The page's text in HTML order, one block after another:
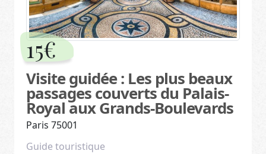
15€
Visite guidée : Les plus beaux
passages couverts du Palais-
Royal aux Grands-Boulevards
Paris 75001
Guide touristique